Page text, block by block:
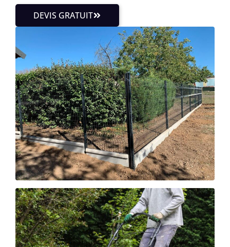
DEVIS GRATUIT